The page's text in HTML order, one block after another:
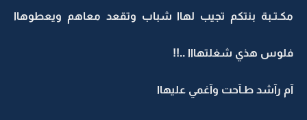
مكـتـبة بنتكم تجيب لهاا شباب وتقعد معاهم ويعطوهاا
فلوس هذي شغلتهااا ..!!
آم رآشد طـآحت وآغمي عليهاا